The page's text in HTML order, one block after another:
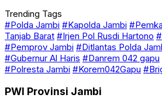
Trending Tags
#Polda Jambi #Kapolda Jambi
Tanjab Barat #Irjen Pol Rusdi Hartono
#Pemprov Jambi #Ditlantas Polda
#Gubernur Al Haris #Danrem 042 gapu
#Polresta Jambi #Korem042Gapu
PWI Provinsi Jambi